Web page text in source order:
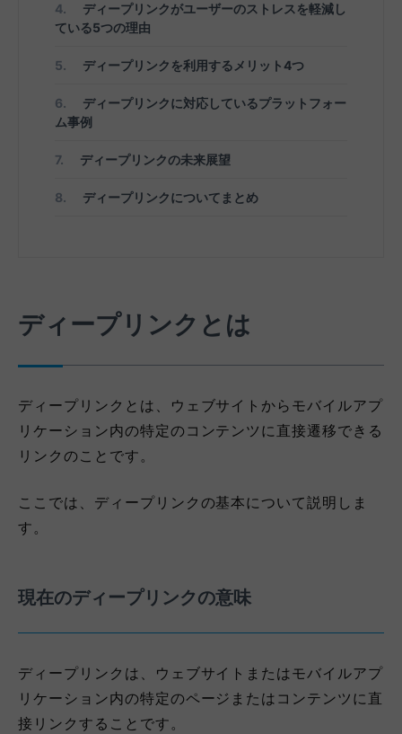
4.
ディープリンクがユーザーのストレスを軽減し
ている5つの理由
5. ディープリンクを利用するメリット4つ
6.
ディープリンクに対応しているプラットフォー
ム事例
7. ディープリンクの未来展望
8. ディープリンクについてまとめ
ディープリンクとは
ディープリンクとは、ウェブサイトからモバイルアプ
リケーション内の特定のコンテンツに直接遷移できる
リンクのことです。
ここでは、ディープリンクの基本について説明しま
す。
現在のディープリンクの意味
ディープリンクは、ウェブサイトまたはモバイルアプ
リケーション内の特定のページまたはコンテンツに直
接リンクすることです。